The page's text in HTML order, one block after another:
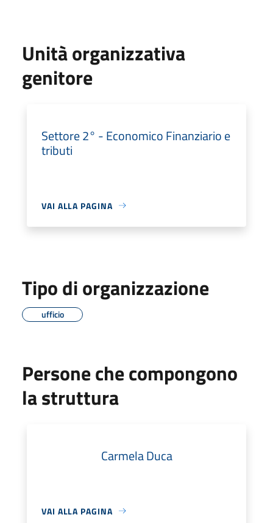
Unità organizzativa
genitore
Settore 2° - Economico Finanziario e
tributi
VAI ALLA PAGINA
Tipo di organizzazione
ufficio
Persone che compongono
la struttura
Carmela Duca
VAI ALLA PAGINA